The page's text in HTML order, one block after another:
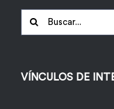
Buscar:
VÍNCULOS DE